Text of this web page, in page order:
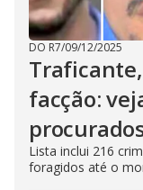
DO R7/09/12/2025
facção:
Lista inclui 216
foragidos até o